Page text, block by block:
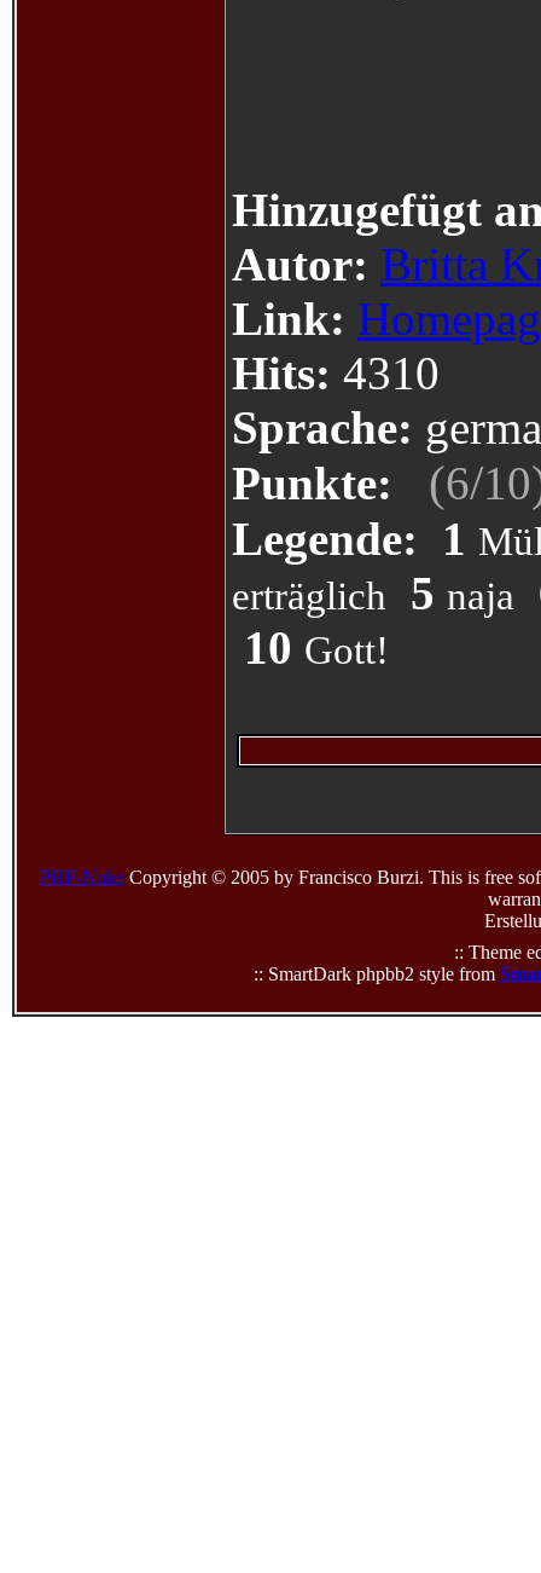
Hinzugefügt
Autor: Britta
Link:
Hits: 4310
Sprache:
Punkte:
(6/10
Legende: 1
erträglich
5 naja
10 Gott!
PHP-NukeCopyright © 2005 by Francisco Burzi. This is free
:: Theme
:: SmartDark phpbb2 style from